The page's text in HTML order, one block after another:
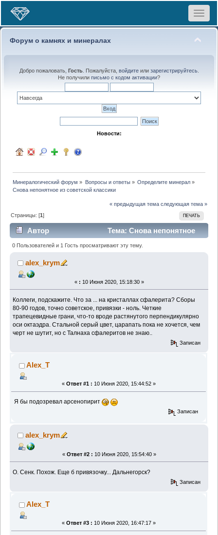
Toggle
Форум о камнях и минералах
Добро пожаловать, Гость. Пожалуйста, войдитеили зарегистрируйтесь.
Не получили письмо с кодом активации?
Новости:
Минералогический форум » Вопросы и ответы» Определите минерал»
Снова непонятное из советской классики
« предыдущая тема следующая тема »
ПЕЧАТЬ
Страницы: [1]
Автор
Тема: Снова непонятное
из советской классики (Прочитано 1444 раз)
0 Пользователей и 1 Гость просматривают эту тему.
alex_krym
« : 10 Июня 2020, 15:18:30 »
Коллеги, подскажите. Что за ... на кристаллах сфалерита? Сборы
80-90 годов, точно советское, привязки - ноль. Четкие
трапецевидные грани, что-то вроде растянутого перпендикулярно
оси октаэдра. Стальной серый цвет, царапать пока не хочется, чем
черт не шутит, но с Талнаха сфалеритов не знаю..
Записан
Alex_T
« Ответ #1 : 10 Июня 2020, 15:44:52 »
Я бы подозревал арсенопирит
Записан
alex_krym
« Ответ #2 : 10 Июня 2020, 15:54:40 »
О. Сенк. Похож. Еще б привязочку... Дальнегорск?
Записан
Alex_T
« Ответ #3 : 10 Июня 2020, 16:47:17 »